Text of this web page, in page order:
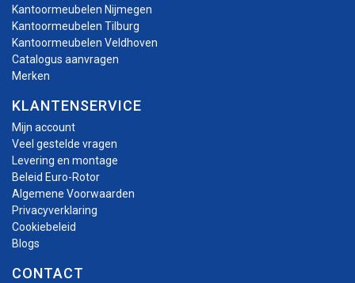
Kantoormeubelen Nijmegen
Kantoormeubelen Tilburg
Kantoormeubelen Veldhoven
Catalogus aanvragen
Merken
KLANTENSERVICE
Mijn account
Veel gestelde vragen
Levering en montage
Beleid Euro-Rotor
Algemene Voorwaarden
Privacyverklaring
Cookiebeleid
Blogs
CONTACT